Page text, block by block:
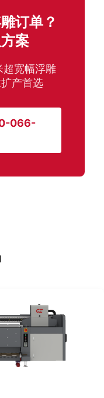
订单？
案
宽幅浮雕
产首选
066-